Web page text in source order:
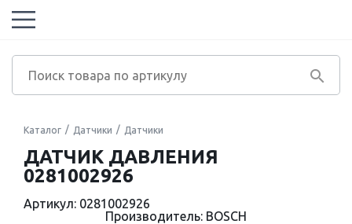
Каталог Датчики Датчики
ДАТЧИК ДАВЛЕНИЯ
0281002926
Артикул: 0281002926
Производитель: BOSCH